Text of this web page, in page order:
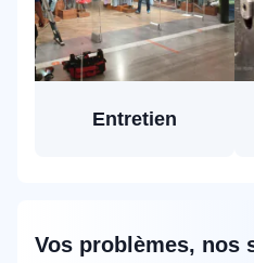
Entretien
Vos problèmes, nos